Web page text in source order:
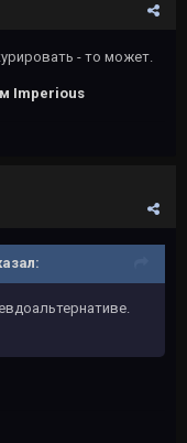
- то может.
Imperious